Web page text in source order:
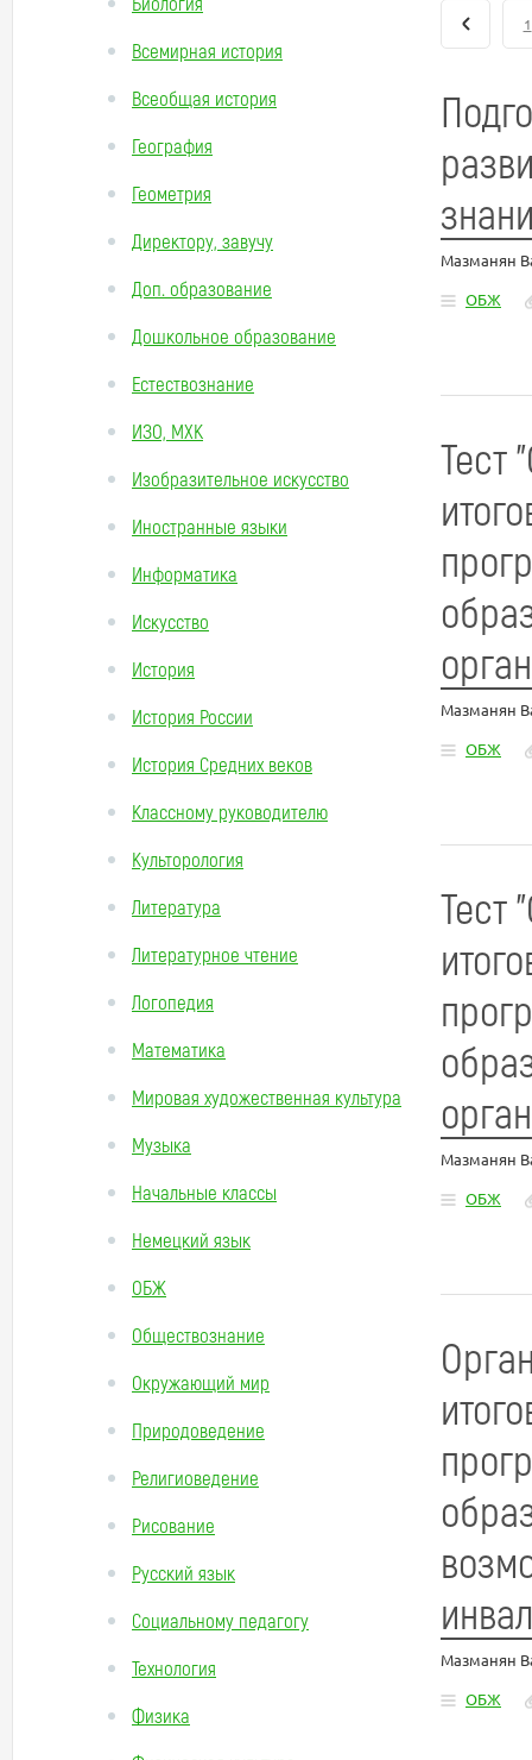
Всемирная история
Всеобщая история
География
Геометрия
Директору, завучу
Доп. образование
Дошкольное образование
Естествознание
ИЗО, МХК
Изобразительное искусство
Иностранные языки
Информатика
Искусство
История
История России
История Средних веков
Классному руководителю
Культорология
Литература
Литературное чтение
Логопедия
Математика
Мировая художественная культура
Музыка
Начальные классы
Немецкий язык
ОБЖ
Обществознание
Окружающий мир
Природоведение
Религиоведение
Рисование
Русский язык
Социальному педагогу
Технология
Физика
1
Мазманян
ОБЖ
Тест
Мазманян
ОБЖ
Тест
Мазманян
ОБЖ
Мазманян
ОБЖ